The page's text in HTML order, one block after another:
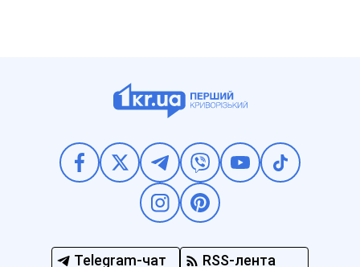
Telegram-чат RSS-лента